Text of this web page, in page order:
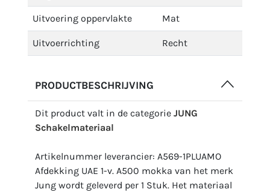
Uitvoering oppervlakte Mat
Uitvoerrichting Recht
PRODUCTBESCHRIJVING
Dit product valt in de categorie JUNG
Schakelmateriaal
Artikelnummer leverancier: A569-1PLUAMO
Afdekking UAE 1-v. A500 mokka van het merk
Jung wordt geleverd per 1 Stuk. Het materiaal